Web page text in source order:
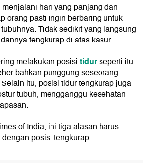
hari yang panjang dan
orang pasti ingin berbaring untuk
Tidak sedikit yang langsung
tengkurap di atas kasur.
melakukan posisitidurseperti itu
bahkan punggung seseorang
itu, posisi tidur tengkurap juga
tubuh, mengganggu kesehatan
of India, ini tiga alasan harus
posisi tengkurap.